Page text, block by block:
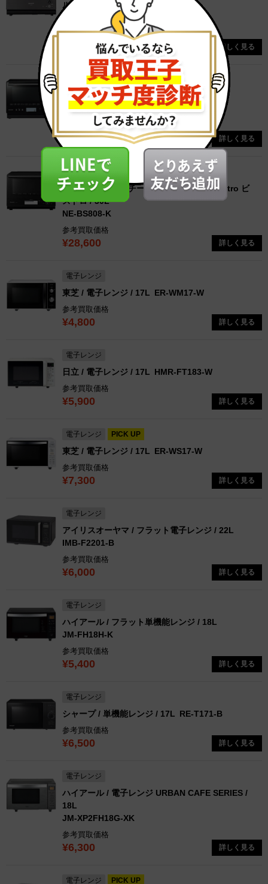
ルシオ / 30L
AX-RA20-H
参考買取価格
¥39,100 詳しく見る
スチームオーブンレンジ
シャープ / 過熱水蒸気オーブンレンジ / 26L
RE-WF262-B
参考買取価格
¥18,100 詳しく見る
スチームオーブンレンジ PICK UP
パナソニック / スチームオーブンレンジ Bistro ビ
ストロ / 30L
NE-BS808-K
参考買取価格
¥28,600 詳しく見る
電子レンジ
東芝 / 電子レンジ / 17L ER-WM17-W
参考買取価格
¥4,800 詳しく見る
電子レンジ
日立 / 電子レンジ / 17L HMR-FT183-W
参考買取価格
¥5,900 詳しく見る
電子レンジ PICK UP
東芝 / 電子レンジ / 17L ER-WS17-W
参考買取価格
¥7,300 詳しく見る
電子レンジ
アイリスオーヤマ / フラット電子レンジ / 22L
IMB-F2201-B
参考買取価格
¥6,000 詳しく見る
電子レンジ
ハイアール / フラット単機能レンジ / 18L
JM-FH18H-K
参考買取価格
¥5,400 詳しく見る
電子レンジ
シャープ / 単機能レンジ / 17L RE-T171-B
参考買取価格
¥6,500 詳しく見る
電子レンジ
ハイアール / 電子レンジ URBAN CAFE SERIES /
18L
JM-XP2FH18G-XK
参考買取価格
¥6,300 詳しく見る
電子レンジ PICK UP